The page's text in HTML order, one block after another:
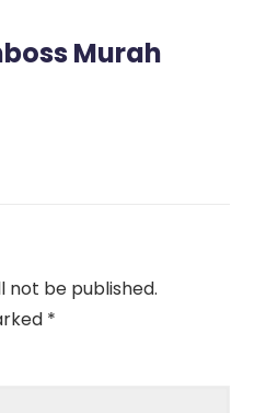
Murah
not be published.
*